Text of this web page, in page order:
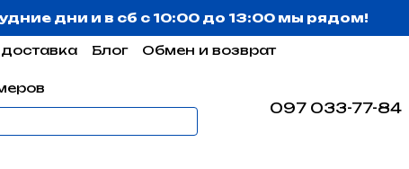
дни и в сб с 10:00 до 13:00 мы рядом!
Блог
Обмен и возврат
097 033-77-84